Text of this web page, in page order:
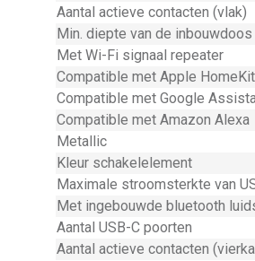
Aantal actieve contacten (vlak)
Min. diepte van de inbouwdoos
Met Wi-Fi signaal repeater
Compatible met Apple HomeKit
Compatible met Google
Compatible met Amazon Alexa
Metallic
Kleur schakelelement
Maximale stroomsterkte van
Met ingebouwde bluetooth
Aantal USB-C poorten
Aantal actieve contacten